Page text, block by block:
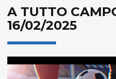
A TUTTO
16/02/2025